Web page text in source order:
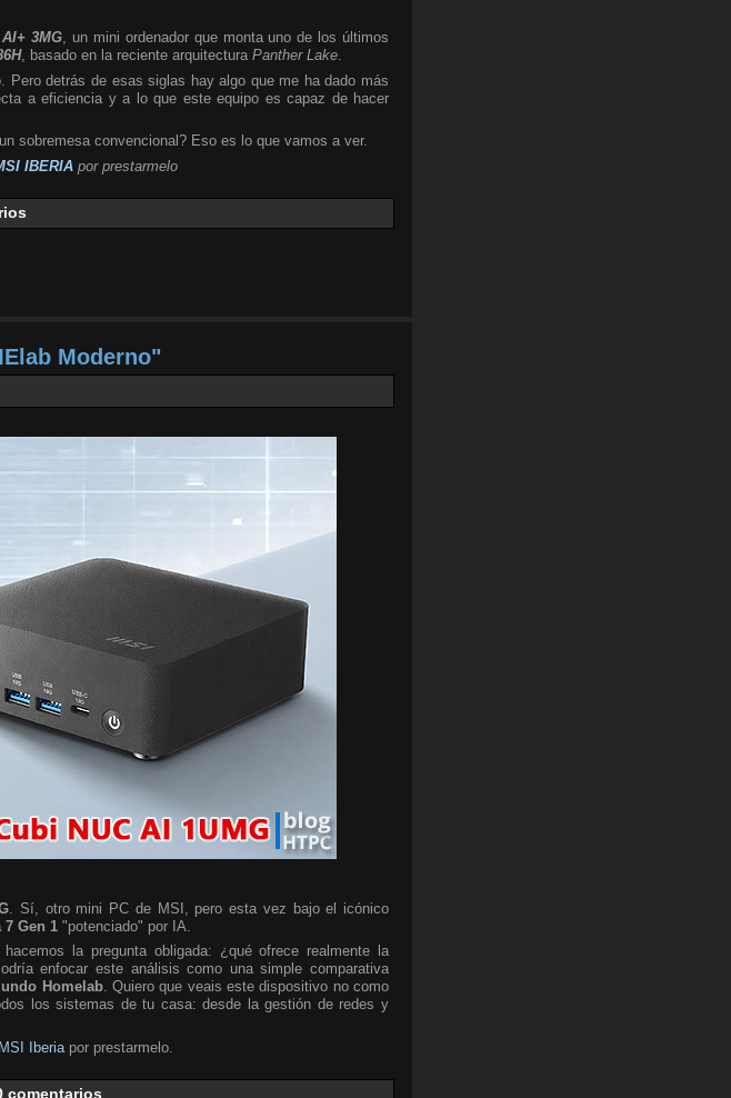
3MG, un mini ordenador que monta uno de los últimos
, basado en la reciente arquitectura Panther Lake.
detrás de esas siglas hay algo que me ha dado más
a eficiencia y a lo que este equipo es capaz de hacer
sobremesa convencional? Eso es lo que vamos a ver.
IBERIA por prestarmelo
Moderno"
. Sí, otro mini PC de MSI, pero esta vez bajo el icónico
7 Gen 1 "potenciado" por IA.
la pregunta obligada: ¿qué ofrece realmente la
enfocar este análisis como una simple comparativa
Homelab. Quiero que veais este dispositivo no como
los sistemas de tu casa: desde la gestión de redes y
MSI Iberia por prestarmelo.
comentarios